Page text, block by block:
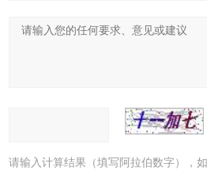
请输入计算结果（填写阿拉伯数字），